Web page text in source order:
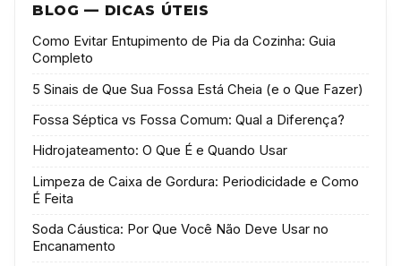
BLOG — DICAS ÚTEIS
Como Evitar Entupimento de Pia da Cozinha: Guia
Completo
5 Sinais de Que Sua Fossa Está Cheia (e o Que Fazer)
Fossa Séptica vs Fossa Comum: Qual a Diferença?
Hidrojateamento: O Que É e Quando Usar
Limpeza de Caixa de Gordura: Periodicidade e Como
É Feita
Soda Cáustica: Por Que Você Não Deve Usar no
Encanamento